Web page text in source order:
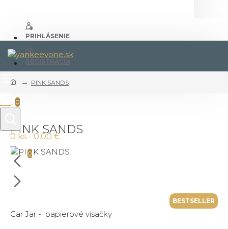
PRIHLÁSENIE
REGISTRÁCIA
0
0 ks - 0,00 €
0
PINK SANDS
PINK SANDS
BESTSELLER
Car Jar - papierové visačky